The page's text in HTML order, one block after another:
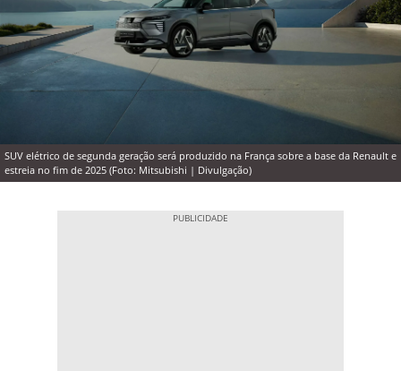
SUV elétrico de segunda geração será produzido na França sobre a base da Renault e
estreia no fim de 2025 (Foto: Mitsubishi | Divulgação)